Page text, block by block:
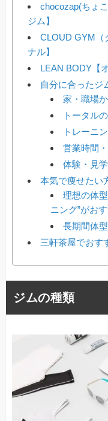
chocozap(ちょ
ジム】
CLOUD GYM（
ナル】
LEAN BODY【
自分に合ったジ
家・職場
トータル
トレーニ
営業時間
体験・見
本気で痩せたい
理想の体
ニング”がおす
長期間体
三軒茶屋でおす
ジムの種類